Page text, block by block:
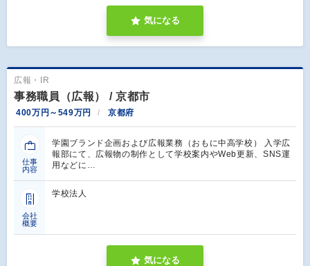
気になる
広報・IR
事務職員（広報） / 京都市
400万円～549万円 京都府
仕事
内容
学園ブランド企画および広報業務（おもに中高学校） 入学広
報部にて、広報物の制作として学校案内やWeb更新、SNS運
用などに…
会社
概要
学校法人
気になる